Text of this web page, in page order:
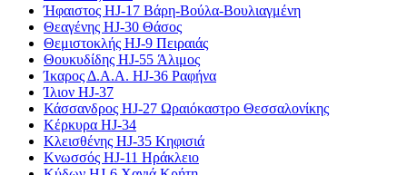
Ήφαιστος HJ-17 Βάρη-Βούλα-Βουλιαγμένη
Θεαγένης HJ-30 Θάσος
Θεμιστοκλής HJ-9 Πειραιάς
Θουκυδίδης HJ-55 Άλιμος
Ίκαρος Δ.Α.Α. HJ-36 Ραφήνα
Ίλιον HJ-37
Κάσσανδρος HJ-27 Ωραιόκαστρο Θεσσαλονίκης
Κέρκυρα HJ-34
Κλεισθένης HJ-35 Κηφισιά
Κνωσσός HJ-11 Ηράκλειο